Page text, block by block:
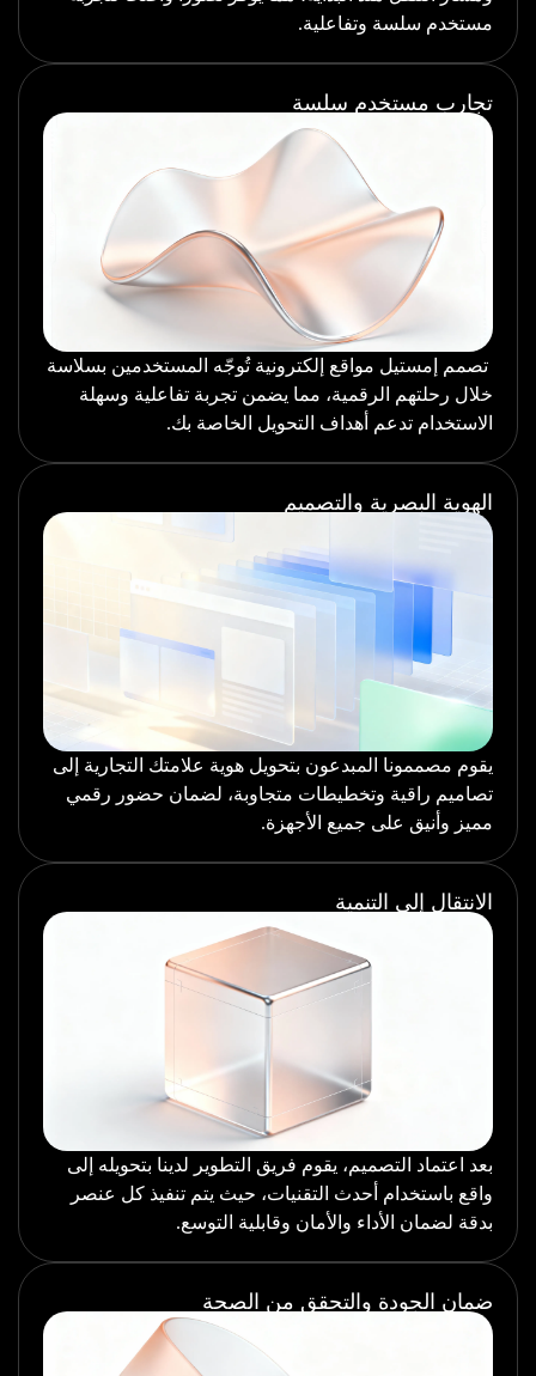
مستخدم سلسة وتفاعلية.
تجارب مستخدم سلسة
تصمم إمستيل مواقع إلكترونية تُوجّه المستخدمين بسلاسة
خلال رحلتهم الرقمية، مما يضمن تجربة تفاعلية وسهلة
الاستخدام تدعم أهداف التحويل الخاصة بك.
الهوية البصرية والتصميم
يقوم مصممونا المبدعون بتحويل هوية علامتك التجارية إلى
تصاميم راقية وتخطيطات متجاوبة، لضمان حضور رقمي
مميز وأنيق على جميع الأجهزة.
الانتقال إلى التنمية
بعد اعتماد التصميم، يقوم فريق التطوير لدينا بتحويله إلى
واقع باستخدام أحدث التقنيات، حيث يتم تنفيذ كل عنصر
بدقة لضمان الأداء والأمان وقابلية التوسع.
ضمان الجودة والتحقق من الصحة